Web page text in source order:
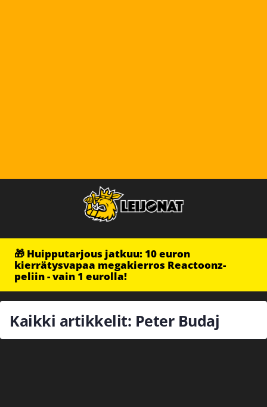
🎁 Huipputarjous jatkuu: 10 euron
kierrätysvapaa megakierros Reactoonz-
peliin - vain 1 eurolla!
Kaikki artikkelit: Peter Budaj